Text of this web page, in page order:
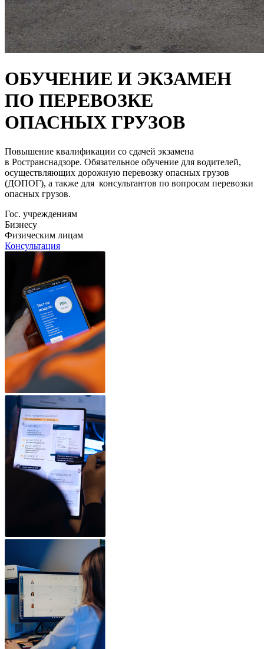
ОБУЧЕНИЕ И ЭКЗАМЕН
ПО ПЕРЕВОЗКЕ
ОПАСНЫХ ГРУЗОВ
Повышение квалификации со сдачей экзамена
в Ространснадзоре. Обязательное обучение для водителей,
осуществляющих дорожную перевозку опасных грузов
(ДОПОГ), а также для консультантов по вопросам перевозки
опасных грузов.
Гос. учреждениям
Бизнесу
Физическим лицам
Консультация